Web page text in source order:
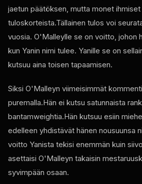
jaetun päätöksen, mutta monet
tuloskorteista.Tällainen tulos voi
vuosia. O'Malleylle se on voitto, johon
kun Yanin nimi tulee. Yanille se on
kutsuu aina toisen tapaamisen.
Siksi O'Malleyn viimeisimmät
puremalla.Hän ei kutsu satunnaista
bantamweightia.Hän kutsuu esiin
edelleen yhdistävät hänen nousuunsa
voitto Yanista tekisi enemmän kuin
asettaisi O'Malleyn takaisin
syvimpään osaan.